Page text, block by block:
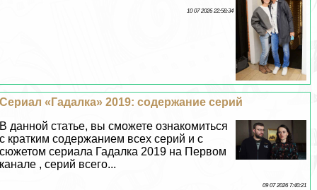
10 07 2026 22:58:34
Сериал «Гадалка» 2019: содержание серий
В данной статье, вы сможете ознакомиться
с кратким содержанием всех серий и с
сюжетом сериала Гадалка 2019 на Первом
канале , серий всего...
09 07 2026 7:40:21